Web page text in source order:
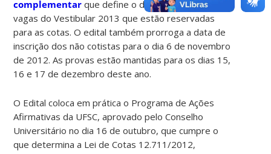
complementar que define o destino dos 30% das
vagas do Vestibular 2013 que estão reservadas
para as cotas. O edital também prorroga a data de
inscrição dos não cotistas para o dia 6 de novembro
de 2012. As provas estão mantidas para os dias 15,
16 e 17 de dezembro deste ano.
O Edital coloca em prática o Programa de Ações
Afirmativas da UFSC, aprovado pelo Conselho
Universitário no dia 16 de outubro, que cumpre o
que determina a Lei de Cotas 12.711/2012,